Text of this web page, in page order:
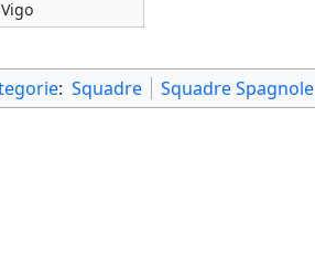
: Squadre Squadre Spagnole